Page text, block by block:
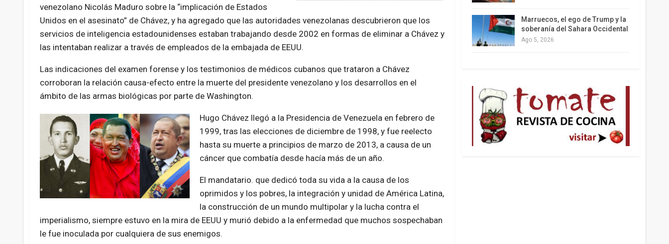
venezolano Nicolás Maduro sobre la “implicación de Estados
Unidos en el asesinato” de Chávez, y ha agregado que las autoridades venezolanas descubrieron que los
servicios de inteligencia estadounidenses estaban trabajando desde 2002 en formas de eliminar a Chávez y
las intentaban realizar a través de empleados de la embajada de EEUU.
Las indicaciones del examen forense y los testimonios de médicos cubanos que trataron a Chávez
corroboran la relación causa-efecto entre la muerte del presidente venezolano y los desarrollos en el
ámbito de las armas biológicas por parte de Washington.
Hugo Chávez llegó a la Presidencia de Venezuela en febrero de
1999, tras las elecciones de diciembre de 1998, y fue reelecto
hasta su muerte a principios de marzo de 2013, a causa de un
cáncer que combatía desde hacía más de un año.
El mandatario. que dedicó toda su vida a la causa de los
oprimidos y los pobres, la integración y unidad de América Latina,
la construcción de un mundo multipolar y la lucha contra el
imperialismo, siempre estuvo en la mira de EEUU y murió debido a la enfermedad que muchos sospechaban
le fue inoculada por cualquiera de sus enemigos.
Marruecos, el ego de Trump y la
soberanía del Sahara Occidental
Ago 5, 2026